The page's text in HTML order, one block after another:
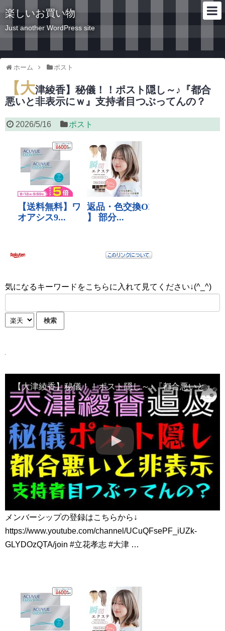
楽しいお買い物
Just another WordPress site
ホーム ポスト
【大津綾香】秘儀！！ポスト隠し～♪『都合
悪いと非表示にｗ』支持者目つぶってんの？
2026/5/16 ポスト
気になるキーワードをこちらに入れて見てください↓(^_^)
【大津綾香】秘儀！！ポスト隠し～♪『都合悪いと非表示にｗ』支持者目つぶってんの？
メンバーシップの登録はこちらから↓
https://www.youtube.com/channel/UCuQFsePF_iUZk-
GLYDOzQTA/join #立花孝志 #大津 …